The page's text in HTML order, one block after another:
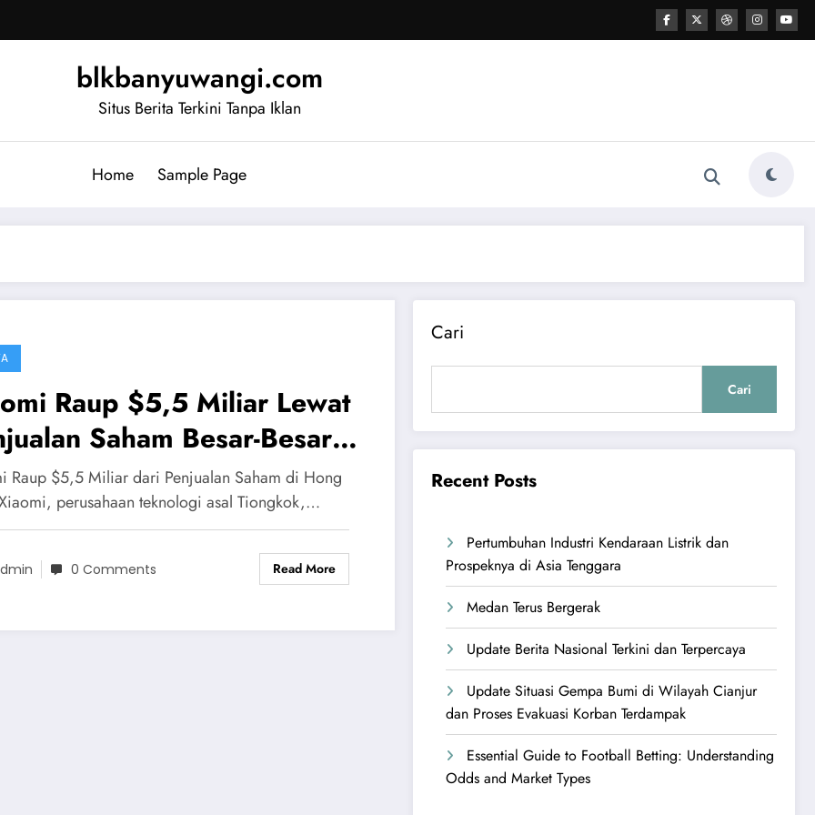
blkbanyuwangi.com
Situs Berita Terkini Tanpa Iklan
Home Sample Page
Raup $5,5 Miliar Lewat
Saham Besar-Besaran
Kong
Raup $5,5 Miliar dari Penjualan Saham di Hong
perusahaan teknologi asal Tiongkok,…
0 Comments Read More
Cari
Cari
Recent Posts
Pertumbuhan Industri Kendaraan Listrik dan
Prospeknya di Asia Tenggara
Medan Terus Bergerak
Update Berita Nasional Terkini dan Terpercaya
Update Situasi Gempa Bumi di Wilayah Cianjur
dan Proses Evakuasi Korban Terdampak
Essential Guide to Football Betting: Understanding
Odds and Market Types